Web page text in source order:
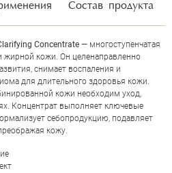
Состав продукта
Concentrate — многоступенчатая
жирной кожи. Он целенаправленно
снимает воспаления и
для длительного здоровья кожи.
кожи необходим уход,
Концентрат выполняет ключевые
себопродукцию, подавляет
кожу.